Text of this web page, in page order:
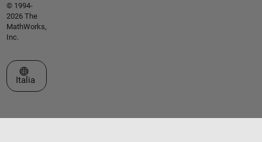
© 1994-
2026 The
MathWorks,
Inc.
Seleziona un sito web
Italia